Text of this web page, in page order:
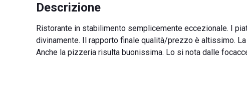
Descrizione
Ristorante in stabilimento semplicemente eccezionale. I
divinamente. Il rapporto finale qualità/prezzo è altissimo.
Anche la pizzeria risulta buonissima. Lo si nota dalle